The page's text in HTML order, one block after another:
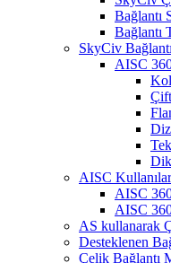
Bağlantı
Bağlantı
SkyCiv Bağlantı
AISC
AISC
AISC
AISC
AS kullanarak
Desteklenen
Çelik Bağlantı